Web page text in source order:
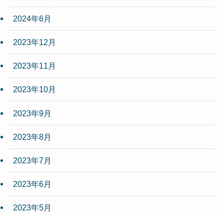
2024年6月
2023年12月
2023年11月
2023年10月
2023年9月
2023年8月
2023年7月
2023年6月
2023年5月